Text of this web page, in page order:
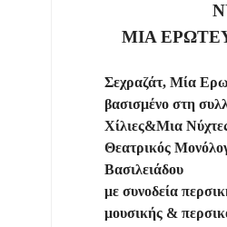
ΜΙΑ
Σεχραζάτ, Μία
βασισμένο στη
Χίλιες&Μια
Θεατρικός
Βασιλειάδου
με συνοδεία
μουσικής &